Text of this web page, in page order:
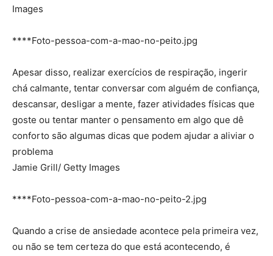
Images
****Foto-pessoa-com-a-mao-no-peito.jpg
Apesar disso, realizar exercícios de respiração, ingerir
chá calmante, tentar conversar com alguém de confiança,
descansar, desligar a mente, fazer atividades físicas que
goste ou tentar manter o pensamento em algo que dê
conforto são algumas dicas que podem ajudar a aliviar o
problema
Jamie Grill/ Getty Images
****Foto-pessoa-com-a-mao-no-peito-2.jpg
Quando a crise de ansiedade acontece pela primeira vez,
ou não se tem certeza do que está acontecendo, é